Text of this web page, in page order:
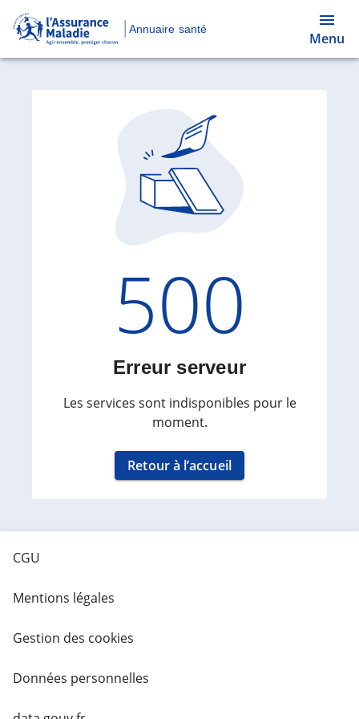
Annuaire santé
Menu
Code
500
Erreur serveur
Les services sont indisponibles pour le
moment.
Retour à l’accueil
CGU
Mentions légales
Gestion des cookies
Données personnelles